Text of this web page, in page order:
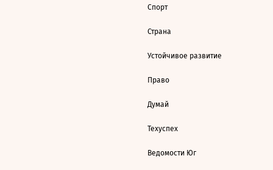
Спорт
Страна
Устойчивое развитие
Право
Думай
Техуспех
Ведомости Юг